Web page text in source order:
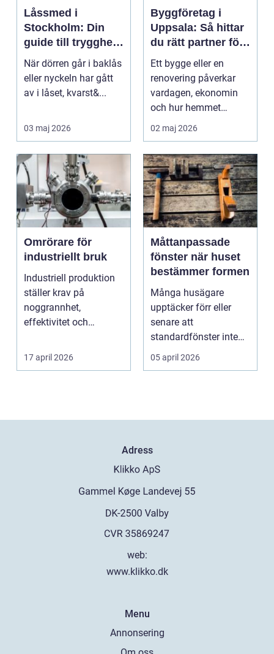
Låssmed i
Stockholm: Din
guide till trygghet
och säkerhet
När dörren går i baklås
eller nyckeln har gått
av i låset, kvarst&...
03 maj 2026
Byggföretag i
Uppsala: Så hittar
du rätt partner för
ditt projekt
Ett bygge eller en
renovering påverkar
vardagen, ekonomin
och hur hemmet
fungerar under l&arin...
02 maj 2026
Omrörare för
industriellt bruk
Industriell produktion
ställer krav på
noggrannhet,
effektivitet och
17 april 2026
Måttanpassade
fönster när huset
bestämmer formen
Många husägare
upptäcker förr eller
senare att
standardfönster inte
riktigt passar. Kanske
är huset ...
05 april 2026
Adress
web:
www.klikko.dk
Menu
Annonsering